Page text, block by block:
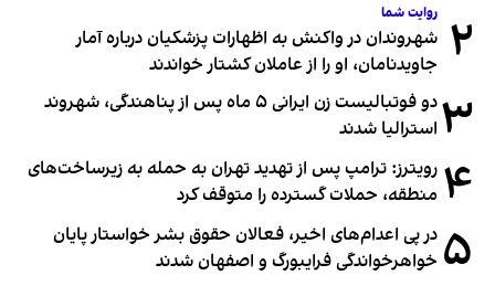
۲ روایت شما
شهروندان در واکنش به اظهارات پزشکیان درباره آمار
جاویدنامان، او را از عاملان کشتار خواندند
۳
دو فوتبالیست زن ایرانی ۵ ماه پس از پناهندگی، شهروند
استرالیا شدند
۴ رویترز: ترامپ پس از تهدید تهران به حمله به زیرساخت‌های
منطقه، حملات گسترده را متوقف کرد
۵ در پی اعدام‌های اخیر، فعالان حقوق بشر خواستار پایان
خواهرخواندگی فرایبورگ و اصفهان شدند